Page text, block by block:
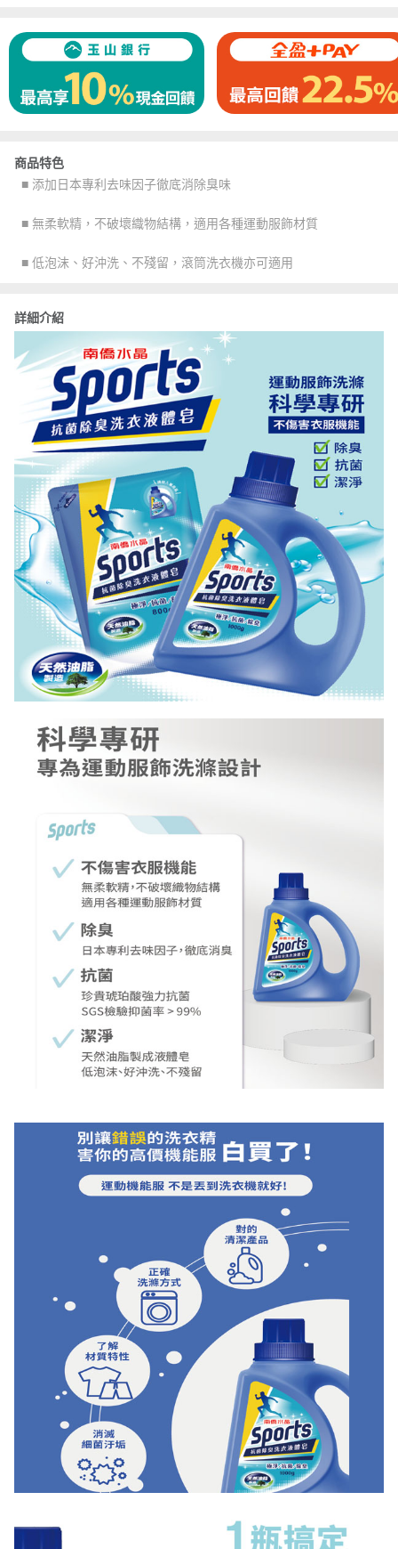
商品特色
■ 添加日本專利去味因子徹底消除臭味
■ 無柔軟精，不破壞織物結構，適用各種運動服飾材質
■ 低泡沫、好沖洗、不殘留，滾筒洗衣機亦可適用
詳細介紹